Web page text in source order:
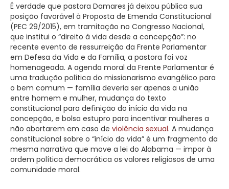
É verdade que pastora Damares já deixou pública sua
posição favorável à Proposta de Emenda Constitucional
(PEC 29/2015), em tramitação no Congresso Nacional,
que institui o “direito à vida desde a concepção”: no
recente evento de ressurreição da Frente Parlamentar
em Defesa da Vida e da Família, a pastora foi voz
homenageada. A agenda moral da Frente Parlamentar é
uma tradução política do missionarismo evangélico para
o bem comum — família deveria ser apenas a união
entre homem e mulher, mudança do texto
constitucional para definição do início da vida na
concepção, e bolsa estupro para incentivar mulheres a
não abortarem em caso de violência sexual. A mudança
constitucional sobre o “início da vida” é um fragmento da
mesma narrativa que move a lei do Alabama — impor à
ordem política democrática os valores religiosos de uma
comunidade moral.